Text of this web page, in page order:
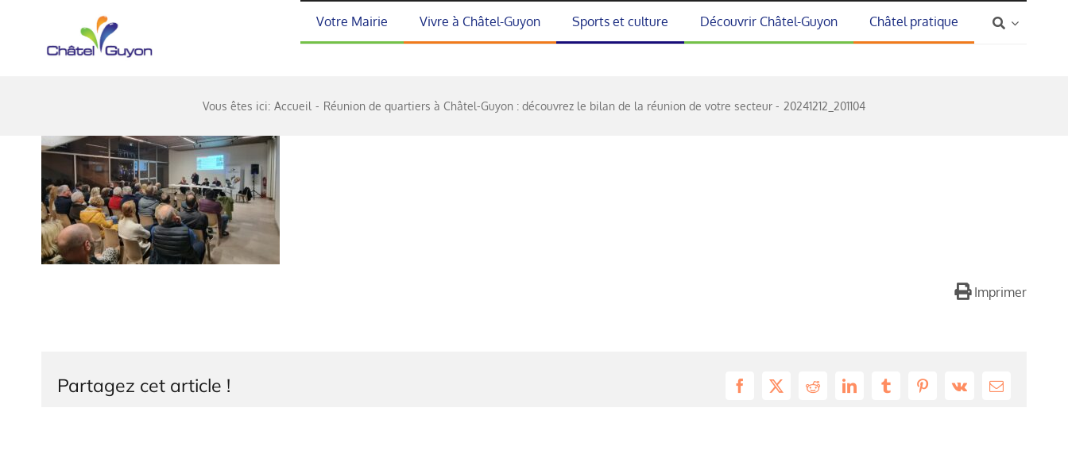
Votre Mairie Vivre à Châtel-Guyon Sports et culture Découvrir Châtel-Guyon Châtel pratique
Vous êtes ici: Accueil Réunion de quartiers à Châtel-Guyon : découvrez le bilan de la réunion de votre secteur 20241212_201104
Imprimer
Partagez cet article ! Facebook
X RedditLinkedInTumblrPinterest
Vk Email